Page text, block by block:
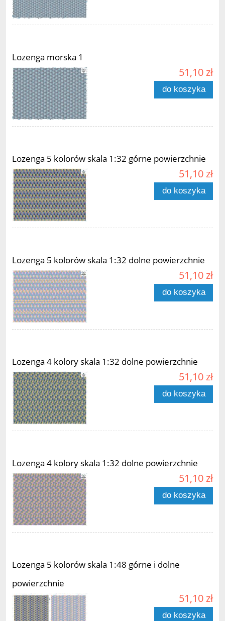
Lozenga morska 1
51,10 zł
do koszyka
Lozenga 5 kolorów skala 1:32 górne powierzchnie
51,10 zł
do koszyka
Lozenga 5 kolorów skala 1:32 dolne powierzchnie
51,10 zł
do koszyka
Lozenga 4 kolory skala 1:32 dolne powierzchnie
51,10 zł
do koszyka
Lozenga 4 kolory skala 1:32 dolne powierzchnie
51,10 zł
do koszyka
Lozenga 5 kolorów skala 1:48 górne i dolne
powierzchnie
51,10 zł
do koszyka